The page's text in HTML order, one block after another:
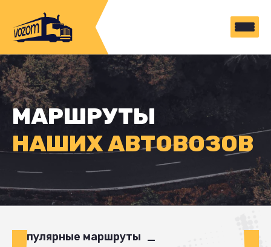
МАРШРУТЫ
НАШИХ АВТОВОЗОВ
Популярные маршруты